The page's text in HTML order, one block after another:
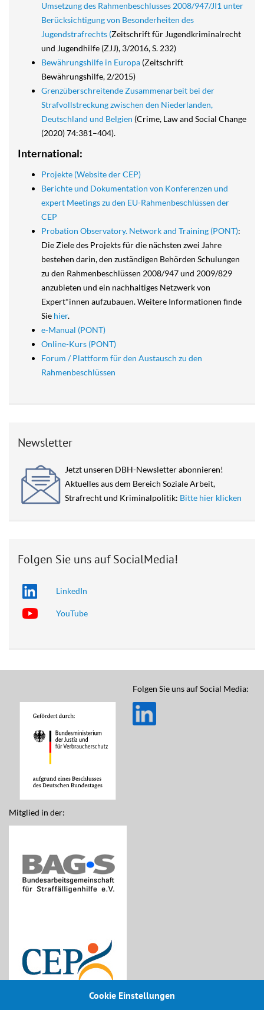
Cookie Einstellungen
Umsetzung des Rahmenbeschlusses 2008/947/JI1 unter
Berücksichtigung von Besonderheiten des
Jugendstrafrechts (Zeitschrift für Jugendkriminalrecht
und Jugendhilfe (ZJJ), 3/2016, S. 232)
Bewährungshilfe in Europa (Zeitschrift
Bewährungshilfe, 2/2015)
Grenzüberschreitende Zusammenarbeit bei der
Strafvollstreckung zwischen den Niederlanden,
Deutschland und Belgien (Crime, Law and Social Change
(2020) 74:381–404).
International:
Projekte (Website der CEP)
Berichte und Dokumentation von Konferenzen und
expert Meetings zu den EU-Rahmenbeschlüssen der
CEP
Probation Observatory. Network and Training (PONT):
Die Ziele des Projekts für die nächsten zwei Jahre
bestehen darin, den zuständigen Behörden Schulungen
zu den Rahmenbeschlüssen 2008/947 und 2009/829
anzubieten und ein nachhaltiges Netzwerk von
Expert*innen aufzubauen. Weitere Informationen finde
Sie hier.
e-Manual (PONT)
Online-Kurs (PONT)
Forum / Plattform für den Austausch zu den
Rahmenbeschlüssen
Newsletter
Jetzt unseren DBH-Newsletter abonnieren!
Aktuelles aus dem Bereich Soziale Arbeit,
Strafrecht und Kriminalpolitik: Bitte hier klicken
Folgen Sie uns auf SocialMedia!
LinkedIn
YouTube
Mitglied in der:
Folgen Sie uns auf Social Media: